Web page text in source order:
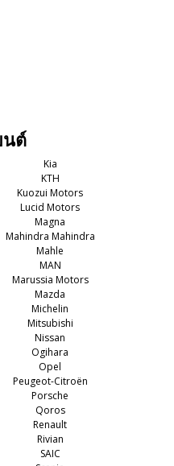
นต์
Kia
KTH
Kuozui Motors
Lucid Motors
Magna
Mahindra Mahindra
Mahle
MAN
Marussia Motors
Mazda
Michelin
Mitsubishi
Nissan
Ogihara
Opel
Peugeot-Citroën
Porsche
Qoros
Renault
Rivian
SAIC